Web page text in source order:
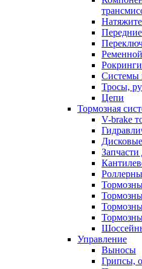
Системы
Тросы,
Цепи
Тормозная
V-brake
Запчасти
Управление
Выносы
Грипсы,